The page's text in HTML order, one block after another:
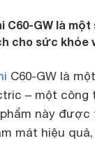
C60-GW là
cho sức
C60-GW là
– một
phẩm này
mát hiệu